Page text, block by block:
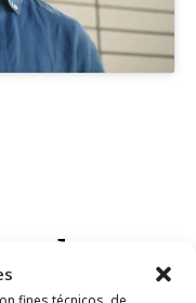
fines técnicos, de